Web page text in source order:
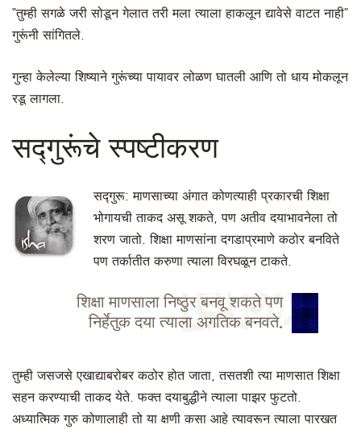
“तुम्ही सगळे जरी सोडून गेलात तरी मला त्याला हाकलून द्यावेसे वाटत नाही”
गुरूंनी सांगितले.
गुन्हा केलेल्या शिष्याने गुरूंच्या पायावर लोळण घातली आणि तो धाय मोकलून
रडू लागला.
सद्गुरूंचे स्पष्टीकरण
सद्गुरू: माणसाच्या अंगात कोणत्याही प्रकारची शिक्षा
भोगायची ताकद असू शकते, पण अतीव दयाभावनेला तो
शरण जातो. शिक्षा माणसांना दगडाप्रमाणे कठोर बनविते
पण तर्कातीत करुणा त्याला विरघळून टाकते.
शिक्षा माणसाला निष्ठुर बनवू शकते पण
निर्हेतुक दया त्याला अगतिक बनवते.
तुम्ही जसजसे एखाद्याबरोबर कठोर होत जाता, तसतशी त्या माणसात शिक्षा
सहन करण्याची ताकद येते. फक्त दयाबुद्धीने त्याला पाझर फुटतो.
अध्यात्मिक गुरु कोणालाही तो या क्षणी कसा आहे त्यावरून त्याला पारखत